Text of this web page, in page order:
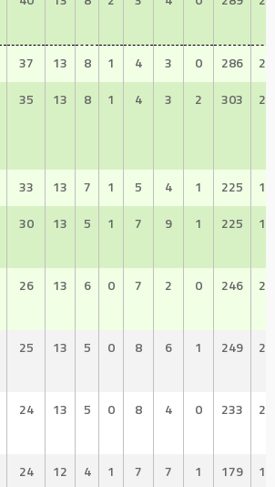
37 13 8 1 4 3 0 286
35 13 8 1 4 3 2 303
33 13 7 1 5 4 1 225
30 13 5 1 7 9 1 225
26 13 6 0 7 2 0 246
25 13 5 0 8 6 1 249
24 13 5 0 8 4 0 233
24 12 4 1 7 7 1 179